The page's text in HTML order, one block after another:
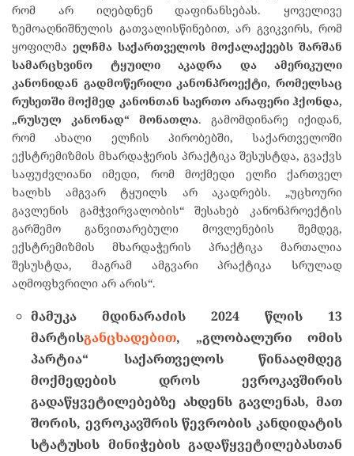
რომ არ იღებდნენ დაფინანსებას. ყოველივე
ზემოაღნიშნულის გათვალისწინებით, არ გვიკვირს, რომ
ყოფილმა ელჩმა საქართველოს მოქალაქეებს შარშან
სამარცხვინო
ტყუილი აკადრა და
ამერიკული
კანონიდან გადმოწერილი კანონპროექტი,რომელსაც
რუსეთში მოქმედ კანონთან საერთო არაფერი ჰქონდა,
„რუსულ კანონად“ მონათლა. გამომდინარე იქიდან,
რომ ახალი ელჩის პირობებში, საქართველოში
ექსტრემიზმის მხარდაჭერის პრაქტიკა შესუსტდა, გვაქვს
საფუძვლიანი იმედი, რომ მოქმედი ელჩი ქართველ
ხალხს ამგვარ ტყუილს არ აკადრებს. „უცხოური
გავლენის გამჭვირვალობის“ შესახებ კანონპროექტის
გარშემო განვითარებული მოვლენების შემდეგ,
ექსტრემიზმის მხარდაჭერის პრაქტიკა მართალია
შესუსტდა, მაგრამ ამგვარი პრაქტიკა სრულად
აღმოფხვრილი არ არის“.
მამუკა მდინარაძის 2024 წლის 13
მარტისგანცხადებით, „გლობალური
ომის
პარტია“ საქართველოს
წინააღმდეგ
მოქმედების
დროს
ევროკავშირის
გადაწყვეტილებებზე ახდენს გავლენას,მათ
შორის, ევროკავშრის წევრობის კანდიდატის
სტატუსის მინიჭების გადაწყვეტილებასთან